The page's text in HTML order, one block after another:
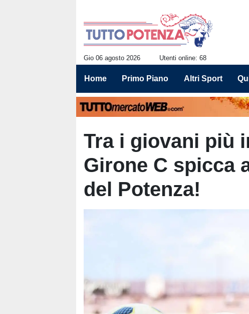
Gio 06 agosto 2026 Utenti online: 68
Home Primo Piano Altri Sport
Tra i giovani più
Girone C spicca
del Potenza!